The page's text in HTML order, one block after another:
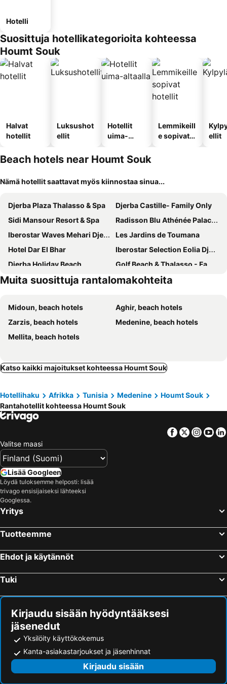
Hotelli
Suosittuja hotellikategorioita kohteessa
Houmt Souk
Halvat
hotellit
Luksushot
ellit
Hotellit
uima-
Lemmikeill
e sopivat
ellit
Beach hotels near Houmt Souk
Nämä hotellit saattavat myös kiinnostaa sinua...
Djerba Plaza Thalasso & Spa
Djerba Castille- Family Only
Sidi Mansour Resort & Spa
Radisson Blu Athénée Palace Resort & Thalasso, Djerba
Iberostar Waves Mehari Djerba
Les Jardins de Toumana
Hotel Dar El Bhar
Iberostar Selection Eolia Djerba
Djerba Holiday Beach
Golf Beach & Thalasso - Families and Couple
Calimera Yati Beach
Vincci Helios Beach
Diar Yassine
Djerba Sun Beach, Hotel & Spa
Club Palm Azur Families and Couples
Miramar Djerba Palace
Club Telemaque
Royal Garden Palace - Families and Couples
Dar Djerba Narjess
Muita suosittuja rantalomakohteita
Midoun, beach hotels
Aghir, beach hotels
Zarzis, beach hotels
Medenine, beach hotels
Mellita, beach hotels
Katso kaikki majoitukset kohteessa Houmt Souk
Hotellihaku Afrikka Tunisia Medenine
Houmt Souk
Rantahotellit kohteessa Houmt Souk
Facebook
Twitter
Valitse maasi
Lisää Googleen
Löydä tuloksemme helposti: lisää
trivago ensisijaiseksi lähteeksi
Googlessa.
Yritys
Tuotteemme
Ehdot ja käytännöt
Tuki
Kirjaudu sisään hyödyntääksesi
jäsenedut
Yksilöity käyttökokemus
Kanta-asiakastarjoukset ja jäsenhinnat
Kirjaudu sisään